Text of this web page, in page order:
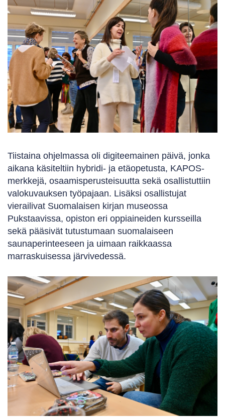
Tiistaina ohjelmassa oli digiteemainen päivä, jonka
aikana käsiteltiin hybridi- ja etäopetusta, KAPOS-
merkkejä, osaamisperusteisuutta sekä osallistuttiin
valokuvauksen työpajaan. Lisäksi osallistujat
vierailivat Suomalaisen kirjan museossa
Pukstaavissa, opiston eri oppiaineiden kursseilla
sekä pääsivät tutustumaan suomalaiseen
saunaperinteeseen ja uimaan raikkaassa
marraskuisessa järvivedessä.